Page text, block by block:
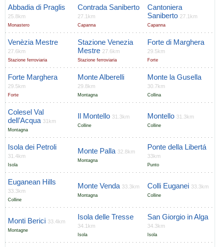
Abbadia di Praglis
25.8km
Monastero
Contrada Saniberto
27.1km
Capanna
Cantoniera
Saniberto 27.1km
Capanna
Venèzia Mestre
27.6km
Stazione ferroviaria
Stazione Venezia
Mestre 27.6km
Stazione ferroviaria
Forte di Marghera
29.5km
Forte
Forte Marghera
29.5km
Forte
Monte Alberelli
29.8km
Montagna
Monte la Gusella
30.7km
Collina
Colesel Val
dell’Acqua 31km
Montagna
Il Montello 31.3km
Colline
Montello 31.3km
Colline
Isola dei Petroli
31.4km
Isola
Monte Palla 32.8km
Montagna
Ponte della Libertá
33km
Punto
Euganean Hills
33.3km
Colline
Monte Venda 33.3km
Montagna
Colli Euganei 33.3km
Colline
Monti Berici 33.4km
Montagne
Isola delle Tresse
34.1km
Isola
San Giorgio in Alga
34.3km
Isola